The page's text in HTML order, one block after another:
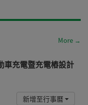
More →
車充電暨充電樁設計
新增至行事曆